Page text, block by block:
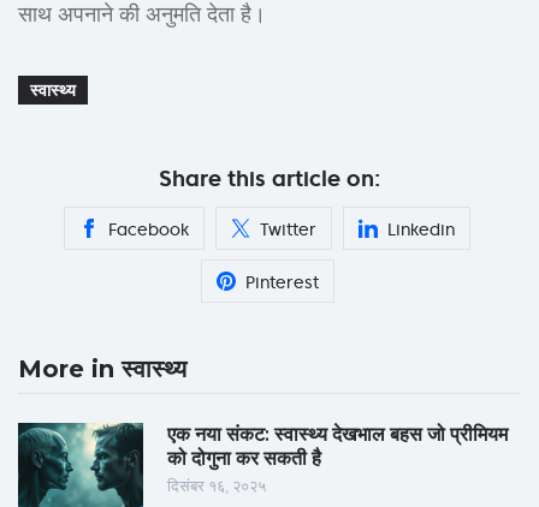
साथ अपनाने की अनुमति देता है।
स्वास्थ्य
Share this article on:
Facebook Twitter Linkedin
Pinterest
More in स्वास्थ्य
एक नया संकट: स्वास्थ्य देखभाल बहस जो प्रीमियम
को दोगुना कर सकती है
दिसंबर १६, २०२५